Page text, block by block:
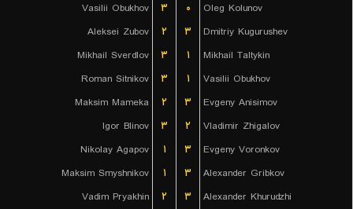
Vasilii Obukhov
۳ ۰
Oleg Kolunov
Aleksei Zubov
۲ ۳
Dmitriy Kugurushev
Mikhail Sverdlov
۳ ۱
Mikhail Taltykin
Roman Sitnikov
۳ ۱
Vasilii Obukhov
Maksim Mameka
۲ ۳
Evgeny Anisimov
Igor Blinov
۳ ۲
Vladimir Zhigalov
Nikolay Agapov
۱ ۳
Evgeny Voronkov
Maksim Smyshnikov
۱ ۳
Alexander Gribkov
Vadim Pryakhin
۲ ۳ Alexander Khurudzhi